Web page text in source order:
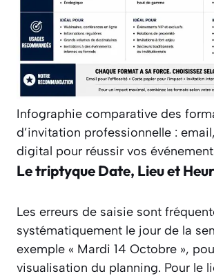
Infographie comparative des
d’invitation professionnelle :
digital pour réussir vos
Le triptyque Date, Lieu et
Les erreurs de saisie sont
systématiquement le jour de la
exemple « Mardi 14 Octobre »,
visualisation du planning. Pour le